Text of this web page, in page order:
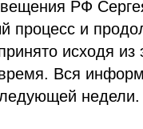
РФ
процесс и
исходя из
Вся